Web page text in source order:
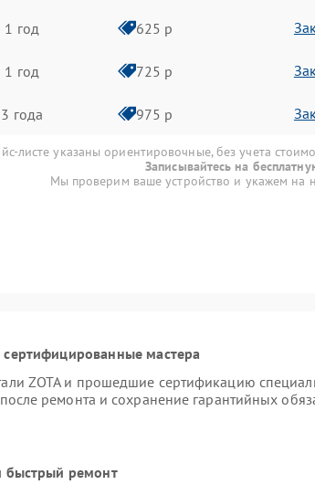
1 год 625 р
1 год 725 р
3 года 975 р
листе указаны ориентировочные, без учета
Записывайтесь на
Мы проверим ваше устройство и укажем на
мастера
ZOTA и прошедшие сертификацию
ремонта и сохранение гарантийных
быстрый ремонт